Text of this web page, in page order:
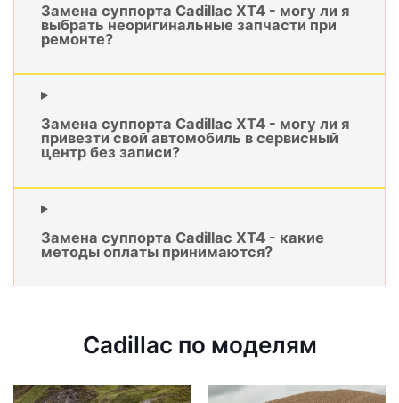
Замена суппорта Cadillac XT4 - могу ли я
выбрать неоригинальные запчасти при
ремонте?
Замена суппорта Cadillac XT4 - могу ли я
привезти свой автомобиль в сервисный
центр без записи?
Замена суппорта Cadillac XT4 - какие
методы оплаты принимаются?
Cadillac по моделям